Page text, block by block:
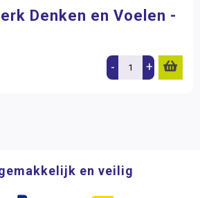
Denken en Voelen -
- +
en veilig